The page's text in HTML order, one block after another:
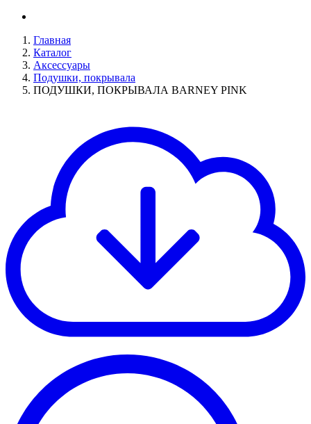
Главная
Каталог
Аксессуары
Подушки, покрывала
ПОДУШКИ, ПОКРЫВАЛА BARNEY PINK